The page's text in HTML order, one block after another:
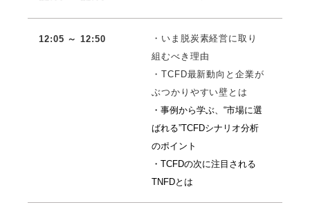
12:05 ～ 12:50
・いま脱炭素経営に取り
組むべき理由
・TCFD最新動向と企業が
ぶつかりやすい壁とは
・事例から学ぶ、“市場に選
ばれる”TCFDシナリオ分析
のポイント
・TCFDの次に注目される
TNFDとは